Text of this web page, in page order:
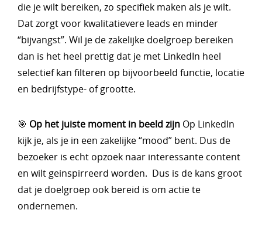
die je wilt bereiken, zo specifiek maken als je wilt.
Dat zorgt voor kwalitatievere leads en minder
“bijvangst”. Wil je de zakelijke doelgroep bereiken
dan is het heel prettig dat je met LinkedIn heel
selectief kan filteren op bijvoorbeeld functie, locatie
en bedrijfstype- of grootte.
🎯 Op het juiste moment in beeld zijn Op LinkedIn
kijk je, als je in een zakelijke “mood” bent. Dus de
bezoeker is echt opzoek naar interessante content
en wilt geinspirreerd worden. Dus is de kans groot
dat je doelgroep ook bereid is om actie te
ondernemen.